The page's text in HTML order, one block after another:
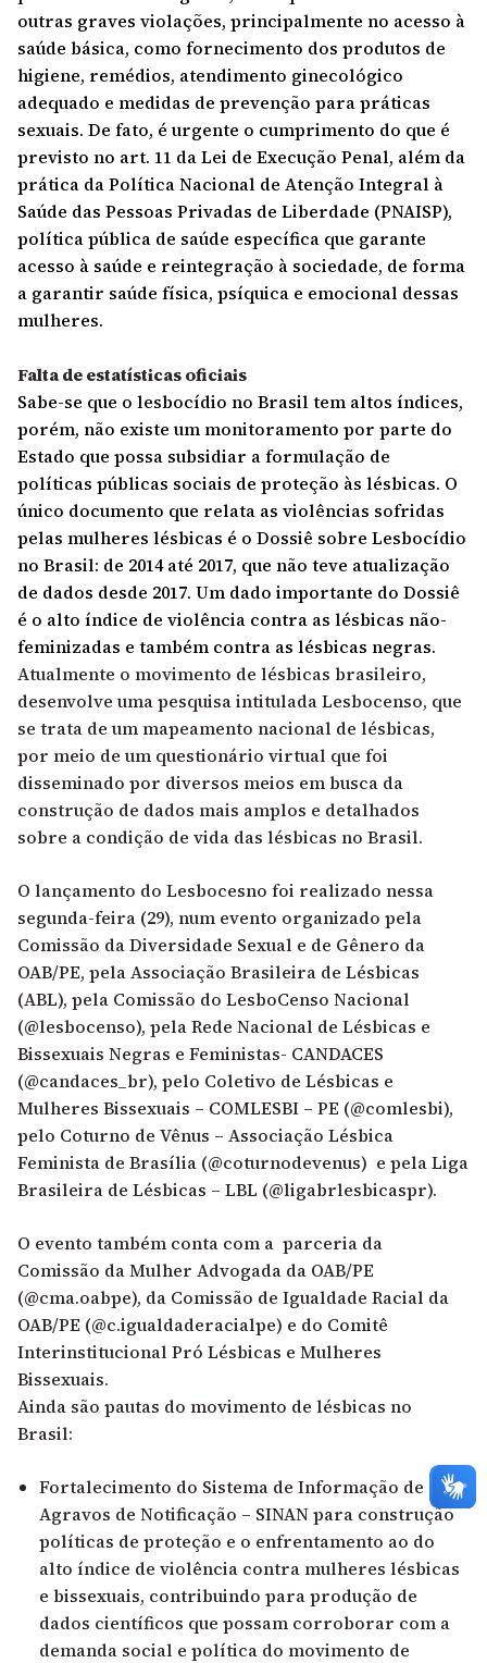
outras graves violações, principalmente no acesso à
saúde básica, como fornecimento dos produtos de
higiene, remédios, atendimento ginecológico
adequado e medidas de prevenção para práticas
sexuais. De fato, é urgente o cumprimento do que é
previsto no art. 11 da Lei de Execução Penal, além da
prática da Política Nacional de Atenção Integral à
Saúde das Pessoas Privadas de Liberdade (PNAISP),
política pública de saúde específica que garante
acesso à saúde e reintegração à sociedade, de forma
a garantir saúde física, psíquica e emocional dessas
mulheres.
Falta de estatísticas oficiais
Sabe-se que o lesbocídio no Brasil tem altos índices,
porém, não existe um monitoramento por parte do
Estado que possa subsidiar a formulação de
políticas públicas sociais de proteção às lésbicas. O
único documento que relata as violências sofridas
pelas mulheres lésbicas é o Dossiê sobre Lesbocídio
no Brasil: de 2014 até 2017, que não teve atualização
de dados desde 2017. Um dado importante do Dossiê
é o alto índice de violência contra as lésbicas não-
feminizadas e também contra as lésbicas negras.
Atualmente o movimento de lésbicas brasileiro,
desenvolve uma pesquisa intitulada Lesbocenso, que
se trata de um mapeamento nacional de lésbicas,
por meio de um questionário virtual que foi
disseminado por diversos meios em busca da
construção de dados mais amplos e detalhados
sobre a condição de vida das lésbicas no Brasil.
O lançamento do Lesbocesno foi realizado nessa
segunda-feira (29), num evento organizado pela
Comissão da Diversidade Sexual e de Gênero da
OAB/PE, pela Associação Brasileira de Lésbicas
(ABL), pela Comissão do LesboCenso Nacional
(@lesbocenso), pela Rede Nacional de Lésbicas e
Bissexuais Negras e Feministas- CANDACES
(@candaces_br), pelo Coletivo de Lésbicas e
Mulheres Bissexuais – COMLESBI – PE (@comlesbi),
pelo Coturno de Vênus – Associação Lésbica
Feminista de Brasília (@coturnodevenus) e pela Liga
Brasileira de Lésbicas – LBL (@ligabrlesbicaspr).
O evento também conta com a parceria da
Comissão da Mulher Advogada da OAB/PE
(@cma.oabpe), da Comissão de Igualdade Racial da
OAB/PE (@c.igualdaderacialpe) e do Comitê
Interinstitucional Pró Lésbicas e Mulheres
Bissexuais.
Ainda são pautas do movimento de lésbicas no
Brasil:
Fortalecimento do Sistema de Informação de
Agravos de Notificação – SINAN para construção
políticas de proteção e o enfrentamento ao do
alto índice de violência contra mulheres lésbicas
e bissexuais, contribuindo para produção de
dados científicos que possam corroborar com a
demanda social e política do movimento de